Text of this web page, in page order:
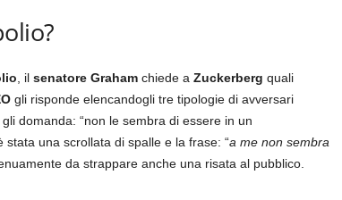
, il senatore Grahamchiede a Zuckerberg quali
gli risponde elencandogli tre tipologie di avversari
domanda: “non le sembra di essere in un
stata una scrollata di spalle e la frase: “a me non sembra
da strappare anche una risata al pubblico.